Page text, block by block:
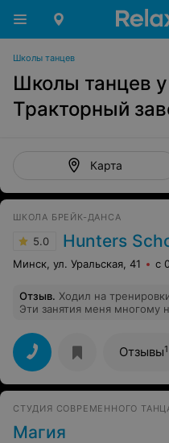
Школы танцев
Школы танцев
Тракторный
Карта
​ШКОЛА БРЕЙК-ДАНСА
5.0 Hunters
Минск, ул. Уральская, 41 с
Отзыв. Ходил на
Эти занятия меня многому
многие элементы я, когда
то искренне не понимаю,
течение всего
опыт, внимательный
Если любишь брейк, то
сделает. Мир!
Отзывы1
СТУДИЯ СОВРЕМЕННОГО
Магия